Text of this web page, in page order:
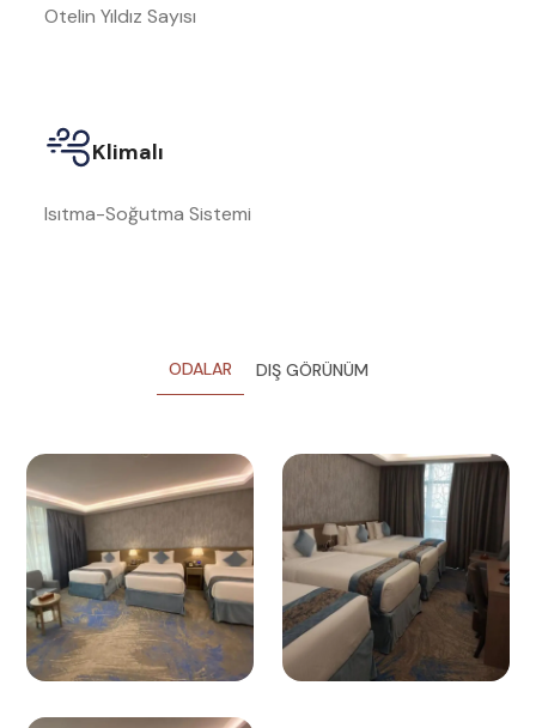
Otelin Yıldız Sayısı
Klimalı
Isıtma-Soğutma Sistemi
ODALAR DIŞ GÖRÜNÜM